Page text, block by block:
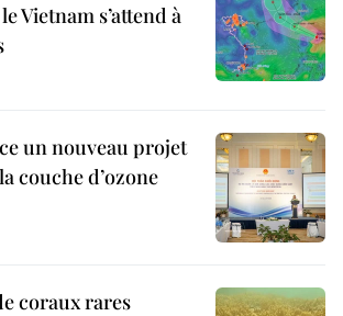
Vietnam s’attend à
un nouveau projet
couche d’ozone
coraux rares